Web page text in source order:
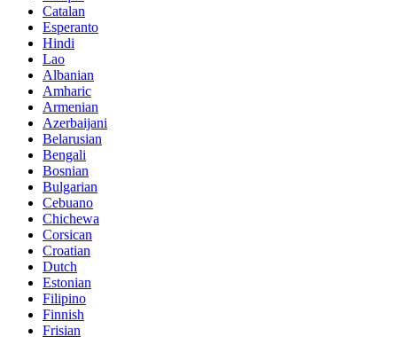
Catalan
Esperanto
Hindi
Lao
Albanian
Amharic
Armenian
Azerbaijani
Belarusian
Bengali
Bosnian
Bulgarian
Cebuano
Chichewa
Corsican
Croatian
Dutch
Estonian
Filipino
Finnish
Frisian